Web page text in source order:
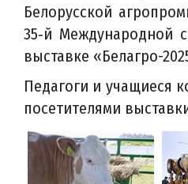
Белорусской
35‑й Международной
выставке «Белагро-
Педагоги и учащиеся
посетителями